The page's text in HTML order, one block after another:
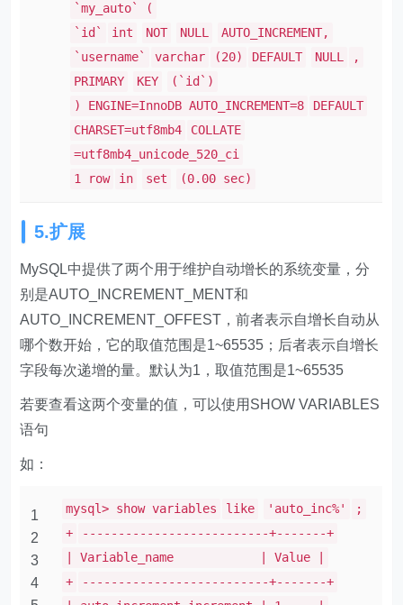
`my_auto` (
`id`
int NOT NULL
AUTO_INCREMENT,
`username`
varchar (20) DEFAULT NULL
,
PRIMARY
KEY
(`id`)
) ENGINE=InnoDB AUTO_INCREMENT=8
DEFAULT
CHARSET=utf8mb4
COLLATE
=utf8mb4_unicode_520_ci
1 row
in set (0.00 sec)
5.扩展
MySQL中提供了两个用于维护自动增长的系统变量，分
别是AUTO_INCREMENT_MENT和
AUTO_INCREMENT_OFFEST，前者表示自增长自动从
哪个数开始，它的取值范围是1~65535；后者表示自增长
字段每次递增的量。默认为1，取值范围是1~65535
若要查看这两个变量的值，可以使用SHOW VARIABLES
语句
如：
1
2
3
4
mysql> show variables like 'auto_inc%'
;
+
--------------------------+-------+
| Variable_name | Value |
+
--------------------------+-------+